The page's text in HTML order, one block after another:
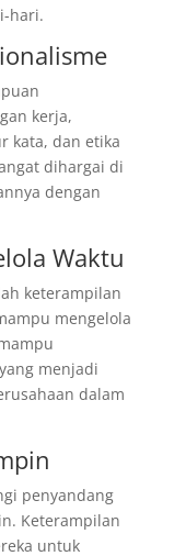
hari.
kerja,
kata, dan etika
dihargai di
dengan
Waktu
keterampilan
mengelola
menjadi
dalam
penyandang
Keterampilan
untuk